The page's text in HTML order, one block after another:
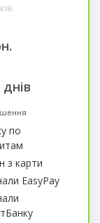
по
з карти
EasyPay